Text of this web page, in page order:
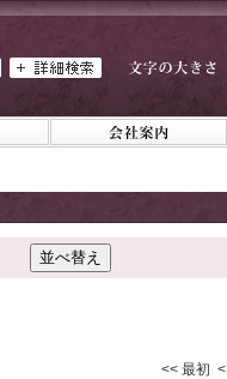
<< 最初